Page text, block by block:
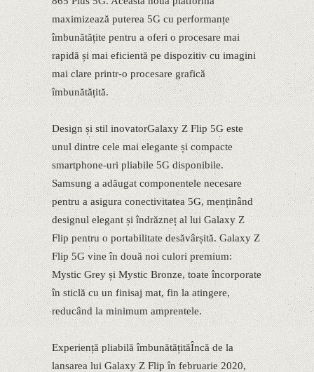
maximizează puterea 5G cu performanțe
îmbunătățite pentru a oferi o procesare mai
rapidă și mai eficientă pe dispozitiv cu imagini
mai clare printr-o procesare grafică
îmbunătățită.
Design și stil inovatorGalaxy Z Flip 5G este
unul dintre cele mai elegante și compacte
smartphone-uri pliabile 5G disponibile.
Samsung a adăugat componentele necesare
pentru a asigura conectivitatea 5G, menținând
designul elegant și îndrăzneț al lui Galaxy Z
Flip pentru o portabilitate desăvârșită. Galaxy Z
Flip 5G vine în două noi culori premium:
Mystic Grey și Mystic Bronze, toate încorporate
în sticlă cu un finisaj mat, fin la atingere,
reducând la minimum amprentele.
Experiență pliabilă îmbunătățităÎncă de la
lansarea lui Galaxy Z Flip în februarie 2020,